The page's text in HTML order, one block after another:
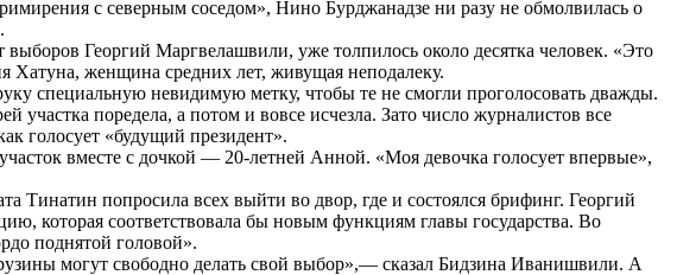
с северным соседом», Нино Бурджанадзе ни разу не обмолвилась о
Георгий Маргвелашвили, уже толпилось около десятка человек. «Это
Хатуна, женщина средних лет, живущая неподалеку.
специальную невидимую метку, чтобы те не смогли проголосовать дважды.
участка поредела, а потом и вовсе исчезла. Зато число журналистов все
голосует «будущий президент».
вместе с дочкой — 20-летней Анной. «Моя девочка голосует впервые»,
Тинатин попросила всех выйти во двор, где и состоялся брифинг. Георгий
которая соответствовала бы новым функциям главы государства. Во
поднятой головой».
могут свободно делать свой выбор»,— сказал Бидзина Иванишвили. А